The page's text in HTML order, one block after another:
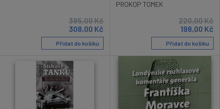
385,00Kč
308,00 Kč
Přidat do košíku
PROKOP TOMEK
220,00Kč
198,00 Kč
Přidat do košíku